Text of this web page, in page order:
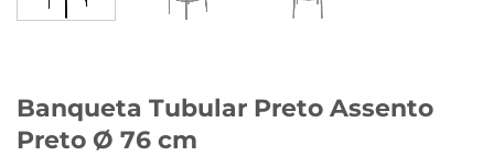
Banqueta Tubular Preto Assento
Preto Ø 76 cm